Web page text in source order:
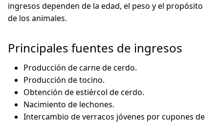
ingresos dependen de la edad, el peso y el propósito
de los animales.
Principales fuentes de ingresos
Producción de carne de cerdo.
Producción de tocino.
Obtención de estiércol de cerdo.
Nacimiento de lechones.
Intercambio de verracos jóvenes por cupones de